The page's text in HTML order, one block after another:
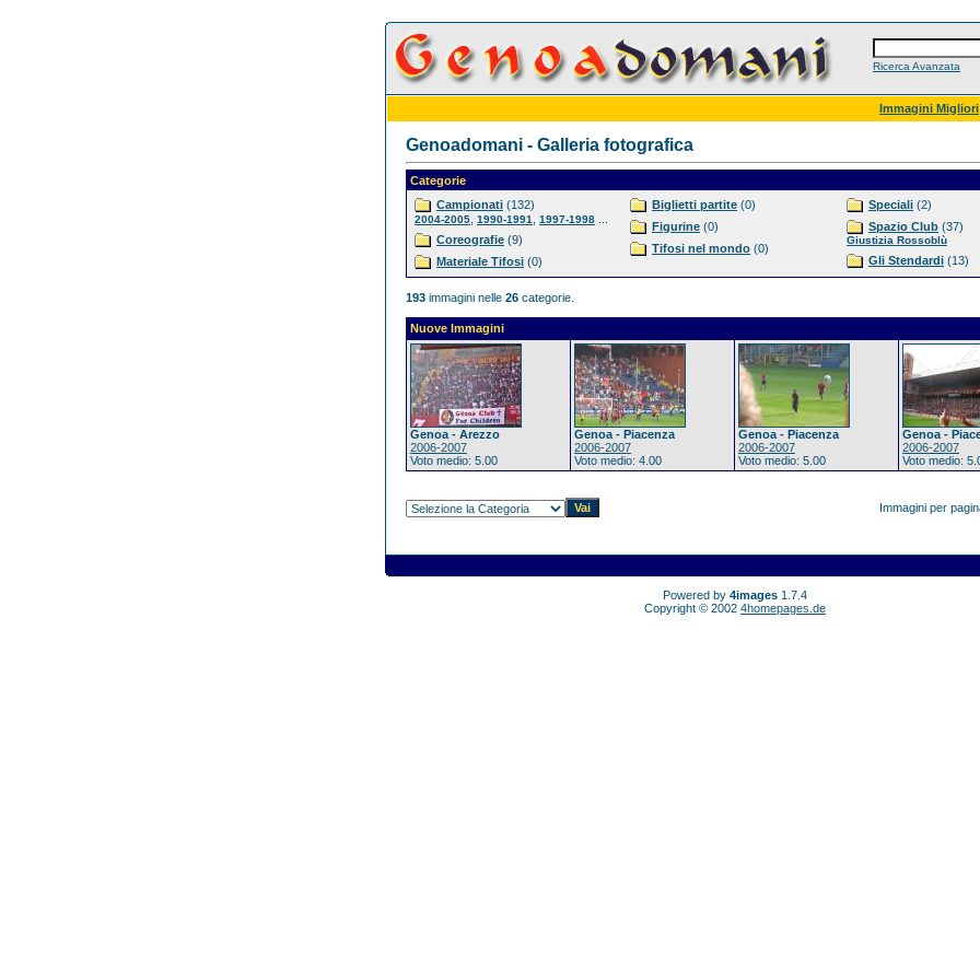
Ricerca Avanzata
Immagini Migliori
Genoadomani - Galleria fotografica
Categorie
Campionati (132)
2004-2005 1990-1991 1997-1998
Coreografie (9)
Materiale Tifosi (0)
Biglietti partite (0)
Figurine (0)
Tifosi nel mondo (0)
Speciali (2)
Spazio Club (37)
Giustizia Rossoblù
Gli Stendardi (13)
193 immagini nelle 26 categorie.
Nuove Immagini
Genoa - Arezzo
2006-2007
Voto medio: 5.00
Genoa - Piacenza
2006-2007
Voto medio: 4.00
Genoa - Piacenza
2006-2007
Voto medio: 5.00
Genoa -
2006-2007
Voto medio:
Immagini per
Powered by 4images 1.7.4
Copyright © 2002 4homepages.de